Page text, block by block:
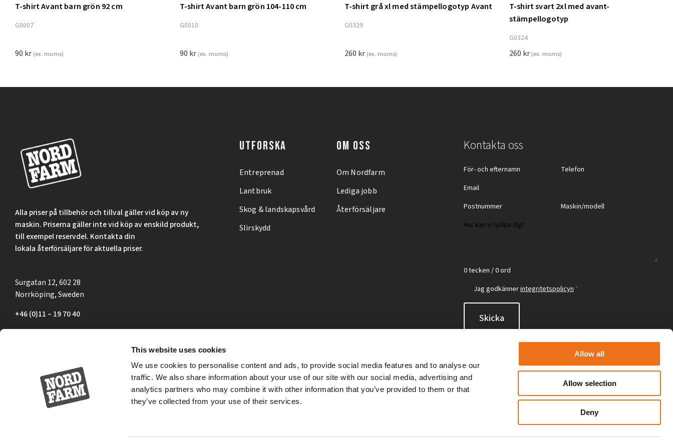
This website uses cookies
We use cookies to personalise content and ads, to provide social media features and to analyse our
traffic. We also share information about your use of our site with our social media, advertising and
analytics partners who may combine it with other information that you’ve provided to them or that
they’ve collected from your use of their services.
Allow all
Allow selection
Deny
Lägg till i varukorg
T-shirt Avant barn grön 92 cm
G0007
90 kr (ex. moms)
Lägg till i varukorg
T-shirt Avant barn grön 104-110 cm
G0010
90 kr (ex. moms)
Lägg till i varukorg
T-shirt grå xl med stämpellogotyp Avant
G0329
260 kr (ex. moms)
T-shirt svart 2xl med avant-
stämpellogotyp
G0324
260 kr (ex. moms)
Alla priser på tillbehör och tillval gäller vid köp av ny
maskin. Priserna gäller inte vid köp av enskild produkt,
till exempel reservdel. Kontakta din
lokala återförsäljare för aktuella priser.
Surgatan 12, 602 28
Norrköping, Sweden
+46 (0)11 – 19 70 40
UTFORSKA
Entreprenad
Lantbruk
Skog & landskapsvård
Slirskydd
OM OSS
Om Nordfarm
Lediga jobb
Återförsäljare
Kontakta oss
0 tecken / 0 ord
Jag godkännerintegritetspolicyn *
Skicka